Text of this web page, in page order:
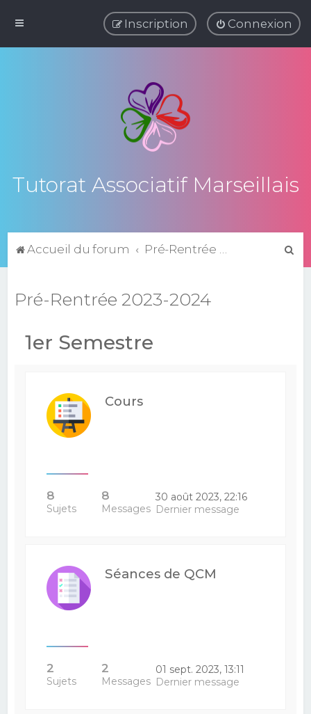
Connexion
Inscription
Tutorat Associatif Marseillais
Accueil du forum Pré-Rentrée 2023-2024
Pré-Rentrée 2023-2024
1er Semestre
Cours
8
Sujets
8
Messages
30 août 2023, 22:16
Dernier message
Séances de QCM
2
Sujets
2
Messages
01 sept. 2023, 13:11
Dernier message